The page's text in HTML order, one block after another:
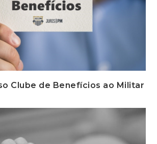
Clube de Benefícios ao Militar